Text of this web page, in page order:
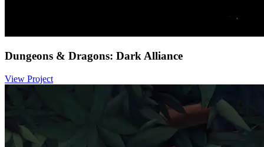
Dungeons & Dragons: Dark Alliance
View Project